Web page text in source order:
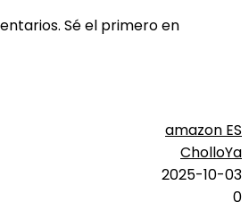
Sé el primero en
amazon ES
CholloYa
2025-10-03
0